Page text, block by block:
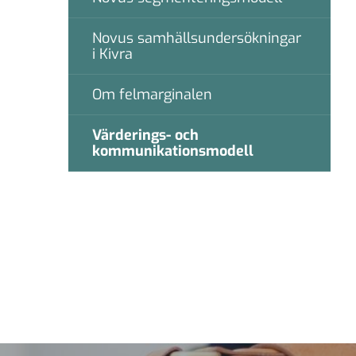
Novus samhällsundersökningar
i Kivra
Om felmarginalen
Värderings- och
kommunikationsmodell